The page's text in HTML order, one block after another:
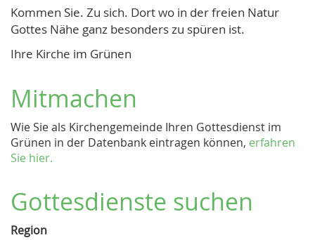
Kommen Sie. Zu sich. Dort wo in der freien Natur
Gottes Nähe ganz besonders zu spüren ist.
Ihre Kirche im Grünen
Mitmachen
Wie Sie als Kirchengemeinde Ihren Gottesdienst im
Grünen in der Datenbank eintragen können, erfahren
Sie hier.
Gottesdienste suchen
Region